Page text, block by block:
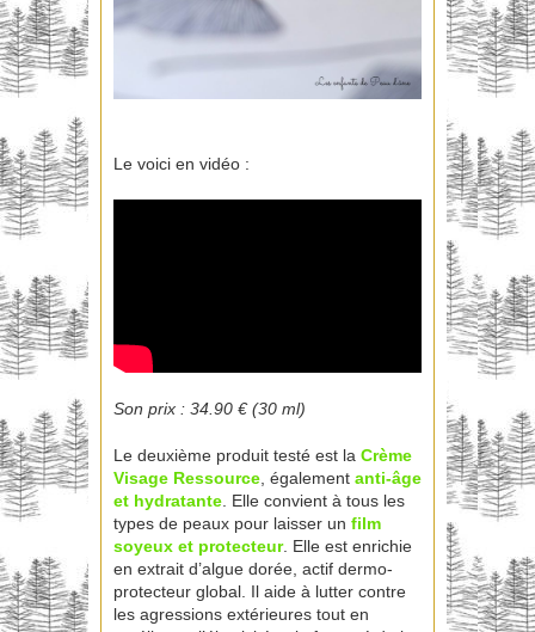
Le voici en vidéo :
Son prix : 34.90 € (30 ml)
Le deuxième produit testé est la Crème
Visage Ressource , également anti-âge
et hydratante . Elle convient à tous les
types de peaux pour laisser un film
soyeux et protecteur. Elle est enrichie
en extrait d’algue dorée, actif dermo-
protecteur global. Il aide à lutter contre
les agressions extérieures tout en